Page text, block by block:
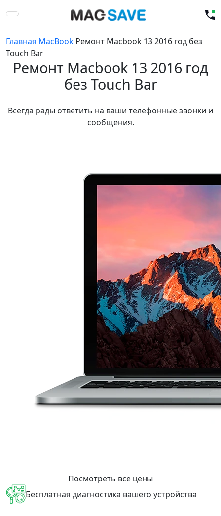
Главная MacBook Ремонт Macbook 13 2016 год без
Touch Bar
Ремонт Macbook 13 2016 год
без Touch Bar
Всегда рады ответить на ваши телефонные звонки и
сообщения.
Посмотреть все цены
Бесплатная диагностика вашего устройства